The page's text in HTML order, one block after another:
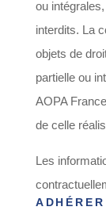
ou
interdits. La
objets de
partielle ou
AOPA
de celle
Les